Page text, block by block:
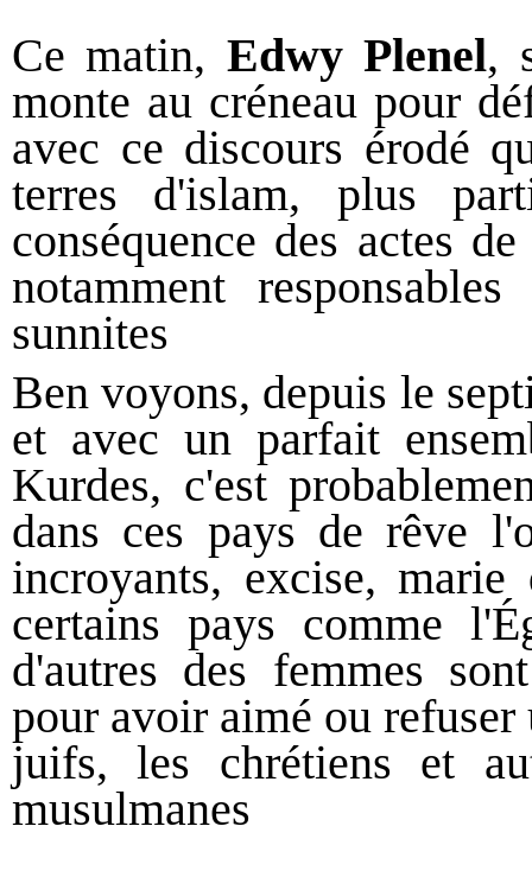
Ce matin, Edwy Plenel,
monte au créneau pour
avec ce discours érodé
terres d'islam, plus
conséquence des actes
notamment
sunnites
Ben voyons, depuis le
et avec un parfait
Kurdes, c'est
dans ces pays de rêve
incroyants, excise,
certains pays comme
d'autres des femmes
pour avoir aimé ou
juifs, les chrétiens et
musulmanes